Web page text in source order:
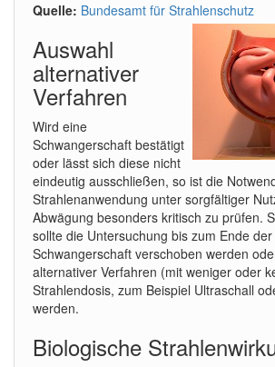
Quelle: Bundesamt für Strahlenschutz
Auswahl
alternativer
Verfahren
Wird eine
Schwangerschaft bestätigt
oder lässt sich diese nicht
eindeutig ausschließen, so ist die
Strahlenanwendung unter sorgfältiger
Abwägung besonders kritisch zu prüfen.
sollte die Untersuchung bis zum Ende der
Schwangerschaft verschoben werden
alternativer Verfahren (mit weniger oder
Strahlendosis, zum Beispiel Ultraschall
werden.
Biologische